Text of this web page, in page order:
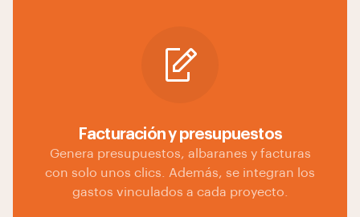
Facturación y presupuestos
Genera presupuestos, albaranes y facturas
con solo unos clics. Además, se integran los
gastos vinculados a cada proyecto.